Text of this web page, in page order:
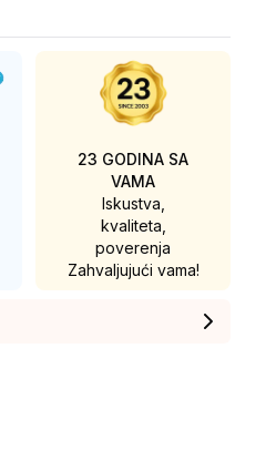
23 GODINA SA
VAMA
Iskustva,
kvaliteta,
poverenja
Zahvaljujući vama!